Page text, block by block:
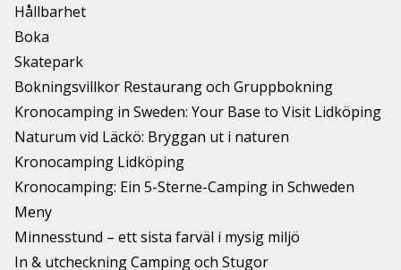
Hållbarhet
Boka
Skatepark
Bokningsvillkor Restaurang och Gruppbokning
Kronocamping in Sweden: Your Base to Visit Lidköping
Naturum vid Läckö: Bryggan ut i naturen
Kronocamping Lidköping
Kronocamping: Ein 5-Sterne-Camping in Schweden
Meny
Minnesstund – ett sista farväl i mysig miljö
In & utcheckning Camping och Stugor